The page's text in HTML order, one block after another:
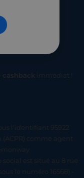
cashback immediat !
l'identifiant 95922
comme agent
est situé au 8 rue
le numéro 16568) -